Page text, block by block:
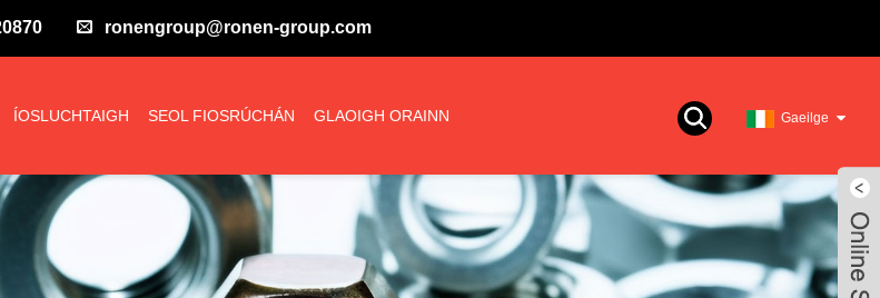
ronengroup@ronen-group.com
Gaeilge
ÍOSLUCHTAIGH SEOL FIOSRÚCHÁN GLAOIGH ORAINN